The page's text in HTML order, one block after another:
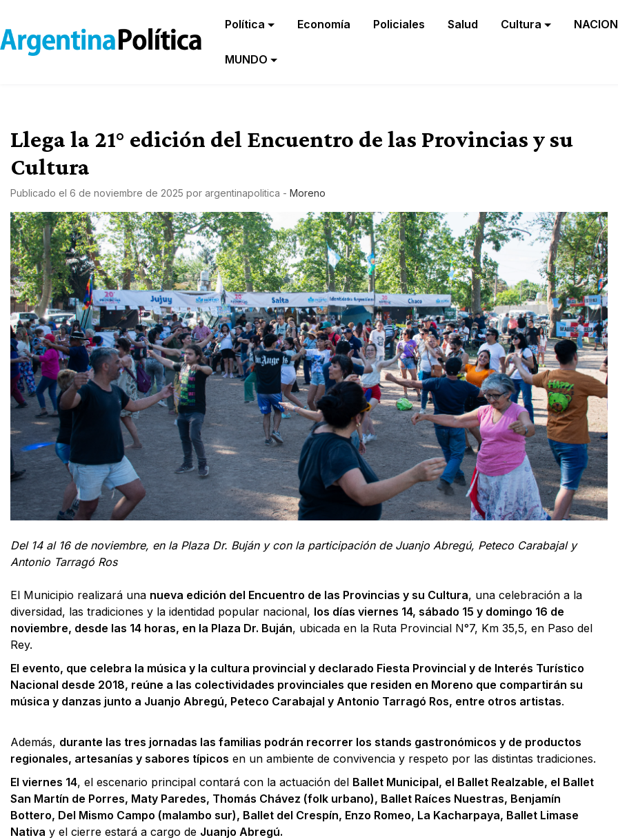
Política Economía Policiales Salud Cultura NACION
MUNDO
Llega la 21° edición del Encuentro de las Provincias y su
Cultura
Publicado el 6 de noviembre de 2025 por argentinapolitica - Moreno
Del 14 al 16 de noviembre, en la Plaza Dr. Buján y con la participación de Juanjo Abregú, Peteco Carabajal y
Antonio Tarragó Ros
El Municipio realizará una nueva edición del Encuentro de las Provincias y su Cultura, una celebración a la
diversidad, las tradiciones y la identidad popular nacional, los días viernes 14, sábado 15 y domingo 16 de
noviembre, desde las 14 horas, en la Plaza Dr. Buján, ubicada en la Ruta Provincial N°7, Km 35,5, en Paso del
Rey.
El evento, que celebra la música y la cultura provincial y declarado Fiesta Provincial y de Interés Turístico
Nacional desde 2018, reúne a las colectividades provinciales que residen en Moreno que compartirán su
música y danzas junto a Juanjo Abregú, Peteco Carabajal y Antonio Tarragó Ros, entre otros artistas.
Además, durante las tres jornadas las familias podrán recorrer los stands gastronómicos y de productos
regionales, artesanías y sabores típicos en un ambiente de convivencia y respeto por las distintas tradiciones.
El viernes 14, el escenario principal contará con la actuación del Ballet Municipal, el Ballet Realzable, el Ballet
San Martín de Porres, Maty Paredes, Thomás Chávez (folk urbano), Ballet Raíces Nuestras, Benjamín
Bottero, Del Mismo Campo (malambo sur), Ballet del Crespín, Enzo Romeo, La Kacharpaya, Ballet Limase
Nativa y el cierre estará a cargo de Juanjo Abregú.